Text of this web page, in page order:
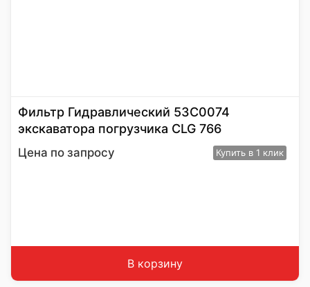
Фильтр Гидравлический 53С0074
экскаватора погрузчика CLG 766
Цена по запросу Купить в 1 клик
В корзину